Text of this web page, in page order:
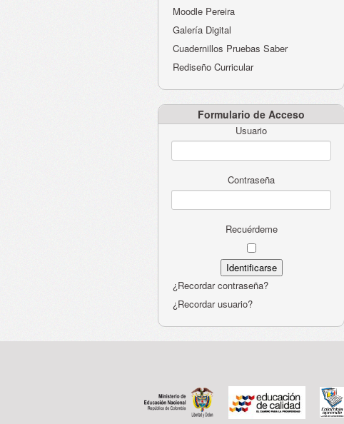
Moodle Pereira
Galería Digital
Cuadernillos Pruebas Saber
Rediseño Curricular
Formulario de Acceso
Usuario
Contraseña
Recuérdeme
¿Recordar contraseña?
¿Recordar usuario?